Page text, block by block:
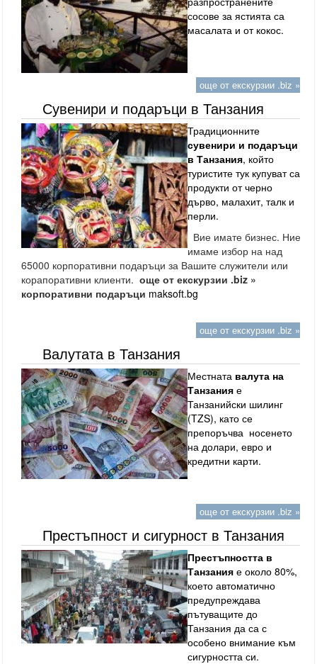
сосове за ястията са
масалата и от кокос.
още от екскурзии .biz »
Сувенири и подаръци в Танзания
Традиционните
сувенири и подаръци
в Танзания, който
туристите тук купуват са
продукти от черно
дърво, малахит, талк и
перли.
Вие имате бизнес. Ние
имаме избор на над
65000 корпоративни подаръци за Вашите служители или
корапоративни клиенти.още от екскурзии .biz »
корпоративни подаръци maksoft.bg
още от екскурзии .biz »
Валутата в Танзания
Местната валута на
Танзания е
Танзанийски шилинг
(TZS), като се
препоръчва носенето
на долари, евро и
кредитни карти.
още от екскурзии .biz »
Престъпност и сигурност в Танзания
Престъпността в
Танзания е около 80%,
което автоматично
предупреждава
пътуващите до
Танзания да са с
особено внимание към
сигурността си.